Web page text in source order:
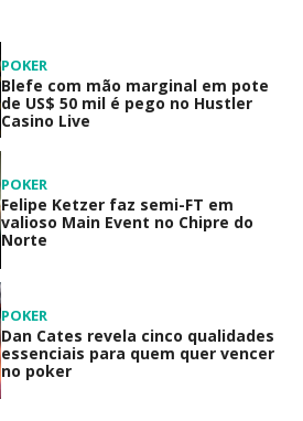
POKER
Blefe com mão marginal em pote
de US$ 50 mil é pego no Hustler
Casino Live
POKER
Felipe Ketzer faz semi-FT em
valioso Main Event no Chipre do
Norte
POKER
Dan Cates revela cinco qualidades
essenciais para quem quer vencer
no poker